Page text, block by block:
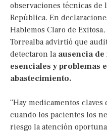
observaciones técnicas de
República. En
Hablemos Claro de
Torrealba advirtió que
detectaron la ausencia
esenciales y problemas
abastecimiento.
“Hay medicamentos
cuando los pacientes los
riesgo la atención